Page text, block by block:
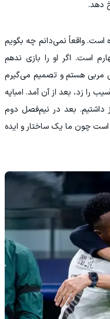
دهد.
واقعاً نمی‌دانم چه بگویم
است. اگر او را بازی ندهم
مربی هستم و تصمیم می‌گیرم
را زد، بعد از آن آمد. امباپه
بعد در نیم‌فصل دوم
چون ما یک ساختار و ایده